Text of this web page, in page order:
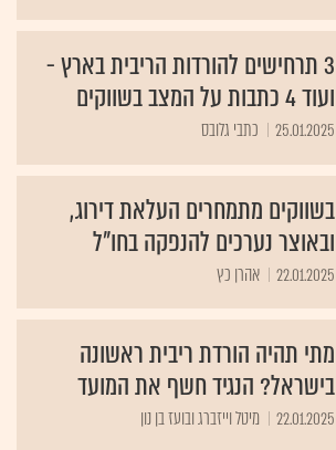
3 תרחישים להורדות הריבית בארץ -
ועוד 4 כתבות על המצב בשווקים
25.01.2025 כתבי גלובס
בשווקים מתמחרים העלאת דירוג,
ובאוצר נערכים להנפקה בחו"ל
22.01.2025 אהרן כץ
מתי תהיה הורדת ריבית ראשונה
בישראל? הנגיד חשף את המועד
22.01.2025 מיטל וייזברג ובועז בן נון